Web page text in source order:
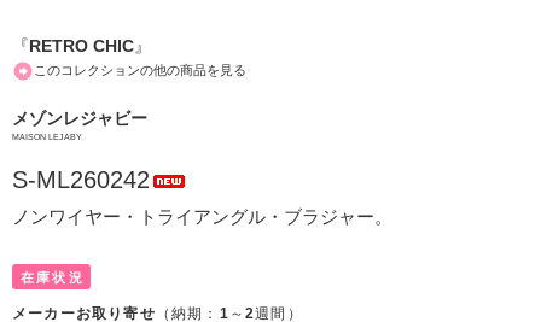
『RETRO CHIC』
このコレクションの他の商品を見る
メゾンレジャビー
MAISON LEJABY
S-ML260242
ノンワイヤー・トライアングル・ブラジャー。
在庫状況
メーカーお取り寄せ （納期： 1 ～2週間）